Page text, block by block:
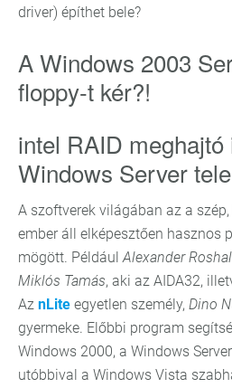
driver) építhet bele?
A Windows 2003
floppy-t kér?!
intel RAID
Windows Server
A szoftverek világában az a
ember áll elképesztően hasznos
mögött. PéldáulAlexander Roshal
Miklós Tamás, aki az AIDA32,
Az nLite egyetlen személy, Dino
gyermeke. Előbbi program
Windows 2000, a Windows
utóbbival a Windows Vista